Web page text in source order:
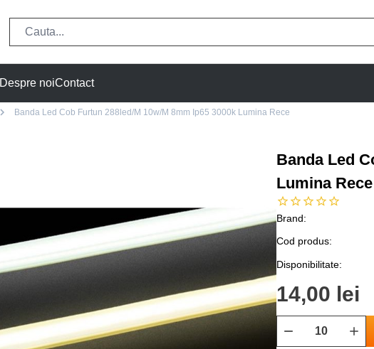
Despre noiContact
Banda Led Cob Furtun 288led/M 10w/M 8mm Ip65 3000k Lumina Rece
Banda Led
Lumina Rece
Brand:
Cod produs:
Disponibilitate:
14,00 lei